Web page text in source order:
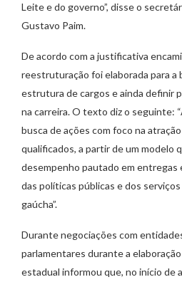
Leite e do governo”, disse o
Gustavo Paim.
De acordo com a justificativa
reestruturação foi elaborada para a
estrutura de cargos e ainda definir
na carreira. O texto diz o seguinte:
busca de ações com foco na
qualificados, a partir de um modelo
desempenho pautado em entregas
das políticas públicas e dos
gaúcha”.
Durante negociações com
parlamentares durante a
estadual informou que, no início de